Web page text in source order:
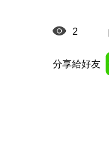
2
分享給好友